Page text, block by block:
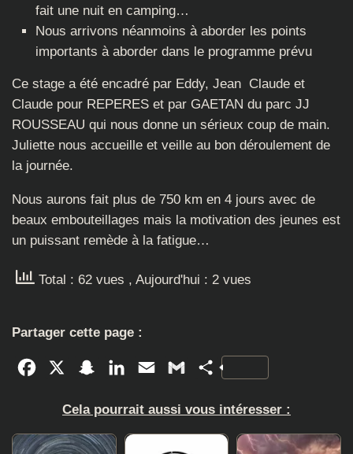
fait une nuit en camping…
Nous arrivons néanmoins à aborder les points
importants à aborder dans le programme prévu
Ce stage a été encadré par Eddy, Jean Claude et
Claude pour REPERES et par GAETAN du parc JJ
ROUSSEAU qui nous donne un sérieux coup de main.
Juliette nous accueille et veille au bon déroulement de
la journée.
Nous aurons fait plus de 750 km en 4 jours avec de
beaux embouteillages mais la motivation des jeunes est
un puissant remède à la fatigue…
Total : 62 vues , Aujourd'hui : 2 vues
Partager cette page :
Facebook SnapchatLinkedInEmail GmailPartager
Cela pourrait aussi vous intéresser :